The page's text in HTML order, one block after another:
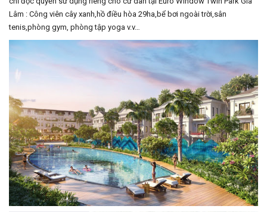
Lâm : Công viên cây xanh,hồ điều hòa 29ha,bể bơi ngoài trời,sân
tenis,phòng gym, phòng tập yoga v.v…